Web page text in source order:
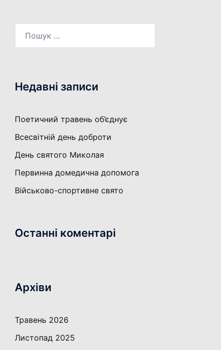
Недавні записи
Поетичний травень об’єднує
Всесвітній день доброти
День святого Миколая
Первинна домедична допомога
Військово-спортивне свято
Останні коментарі
Архіви
Травень 2026
Листопад 2025